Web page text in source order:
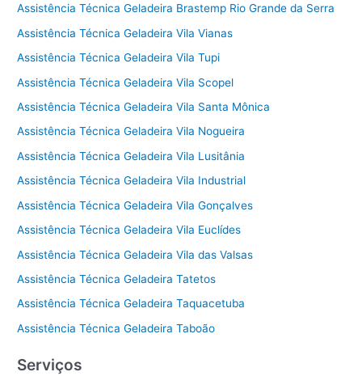
Assistência Técnica Geladeira Brastemp Rio Grande da Serra
Assistência Técnica Geladeira Vila Vianas
Assistência Técnica Geladeira Vila Tupi
Assistência Técnica Geladeira Vila Scopel
Assistência Técnica Geladeira Vila Santa Mônica
Assistência Técnica Geladeira Vila Nogueira
Assistência Técnica Geladeira Vila Lusitânia
Assistência Técnica Geladeira Vila Industrial
Assistência Técnica Geladeira Vila Gonçalves
Assistência Técnica Geladeira Vila Euclídes
Assistência Técnica Geladeira Vila das Valsas
Assistência Técnica Geladeira Tatetos
Assistência Técnica Geladeira Taquacetuba
Assistência Técnica Geladeira Taboão
Serviços